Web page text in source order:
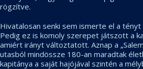
rögzítve.
Hivatalosan senki sem ismerte el a
Pedig ez is komoly szerepet játszott a
amiért irányt változtatott. Aznap a
utasból mindössze 180-an maradtak
kapitánya a saját hajójával szintén a